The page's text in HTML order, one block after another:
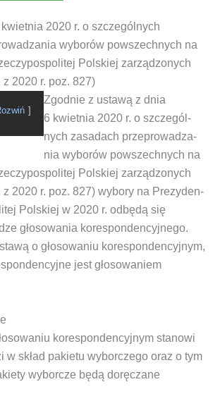
2020 r. o szczególnych
wyborów powszechnych na
Polskiej zarządzonych
2020 r. poz. 827)
Zgod­nie z usta­wą z dnia
6 kwiet­nia 2020 r. o szcze­gól­
nych zasa­dach prze­pro­wa­dza­
nia wybo­rów powszech­nych na
Pol­skiej zarzą­dzo­nych
2020 r. poz. 827) wybo­ry na Pre­zy­den­
Pol­skiej w 2020 r. odbę­dą się
gło­so­wa­nia kore­spon­den­cyj­ne­go.
o gło­so­wa­niu kore­spon­den­cyj­nym,
jest gło­so­wa­niem
kore­spon­den­cyj­nym sta­no­wi
w skład pakie­tu wybor­cze­go oraz o tym
wybor­cze będą dorę­cza­ne